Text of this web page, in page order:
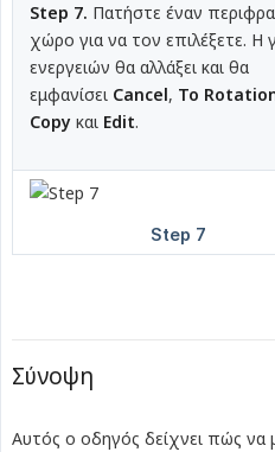
Step 7. Πατήστε έναν
χώρο για να τον επιλέξετε. Η
ενεργειών θα αλλάξει και θα
εμφανίσει Cancel, To
Copy και Edit.
Σύνοψη
Αυτός ο οδηγός δείχνει πώς να